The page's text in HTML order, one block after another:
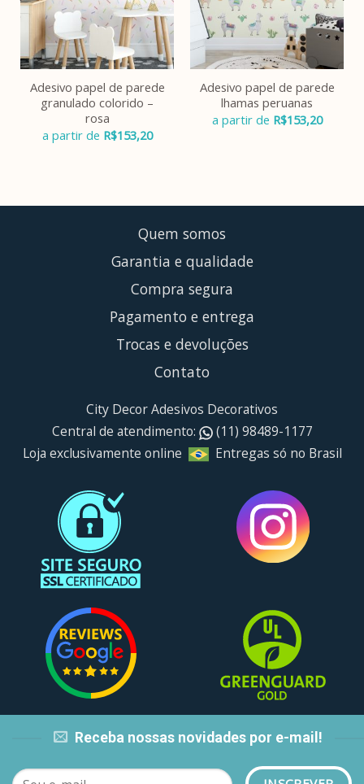
Adesivo papel de parede
granulado colorido –
rosa
a partir de R$153,20
Adesivo papel de parede
lhamas peruanas
a partir de R$153,20
Quem somos
Garantia e qualidade
Compra segura
Pagamento e entrega
Trocas e devoluções
Contato
City Decor Adesivos Decorativos
Central de atendimento:
(11) 98489-1177
Loja exclusivamente online
Entregas só no Brasil
Receba nossas novidades por e-mail!